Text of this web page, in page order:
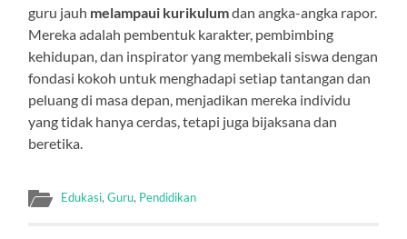
guru jauh melampaui kurikulumdan angka-angka rapor.
Mereka adalah pembentuk karakter, pembimbing
kehidupan, dan inspirator yang membekali siswa dengan
fondasi kokoh untuk menghadapi setiap tantangan dan
peluang di masa depan, menjadikan mereka individu
yang tidak hanya cerdas, tetapi juga bijaksana dan
beretika.
Edukasi,Guru, Pendidikan